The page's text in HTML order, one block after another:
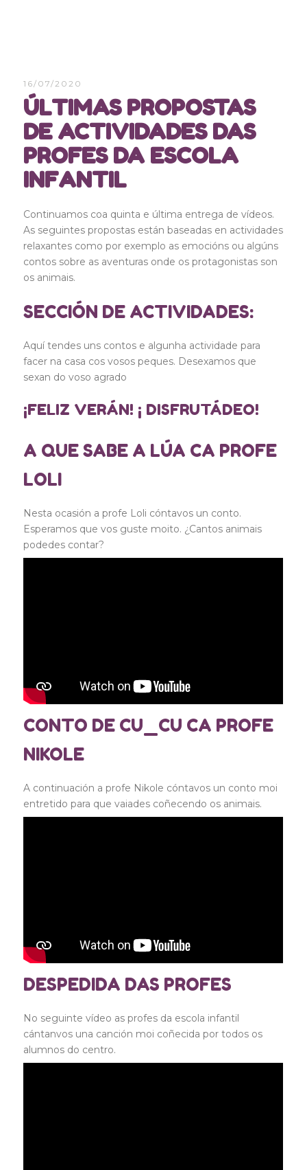
16/07/2020
ÚLTIMAS PROPOSTAS
DE ACTIVIDADES DAS
PROFES DA ESCOLA
INFANTIL
Continuamos coa quinta e última entrega de vídeos.
As seguintes propostas están baseadas en actividades
relaxantes como por exemplo as emocións ou algúns
contos sobre as aventuras onde os protagonistas son
os animais.
SECCIÓN DE ACTIVIDADES:
Aquí tendes uns contos e algunha actividade para
facer na casa cos vosos peques. Desexamos que
sexan do voso agrado
¡FELIZ VERÁN! ¡ DISFRUTÁDEO!
A QUE SABE A LÚA CA PROFE
LOLI
Nesta ocasión a profe Loli cóntavos un conto.
Esperamos que vos guste moito. ¿Cantos animais
podedes contar?
CONTO DE CU_CU CA PROFE
NIKOLE
A continuación a profe Nikole cóntavos un conto moi
entretido para que vaiades coñecendo os animais.
DESPEDIDA DAS PROFES
No seguinte vídeo as profes da escola infantil
cántanvos una canción moi coñecida por todos os
alumnos do centro.